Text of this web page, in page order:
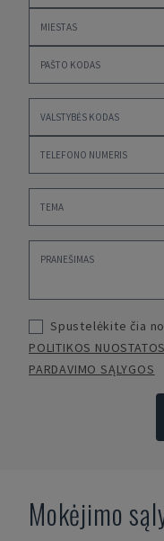
Spustelėkite čia
POLITIKOS NUOSTATOS
PARDAVIMO SĄLYGOS
Mokėjimo